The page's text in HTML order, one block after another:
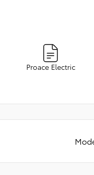
Proace Electric